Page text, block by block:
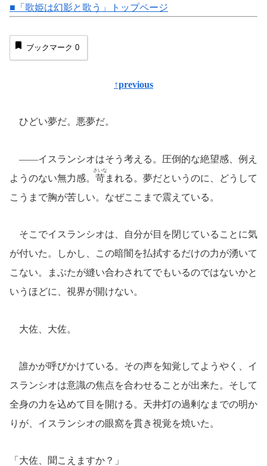
■「歌姫は幻影と歌う」トップページ
ブックマーク 0
↑previous
ひどい夢だ。悪夢だ。
――イスランシオはそう考える。圧倒的な絶望感、例え
ようのない無力感。 苛
さいな
まれる。夢だというのに、どうして
こうまで胸が苦しい。なぜここまで震えている。
そこでイスランシオは、自分が目を閉じていることに気
が付いた。しかし、この暗闇を払拭するだけの力が湧いて
こない。まぶたが縫い合わされてでもいるのではないかと
いうほどに、視界が開けない。
大佐、大佐。
誰かが呼びかけている。その声を知覚してようやく、イ
スランシオは意識の焦点を合わせることが出来た。そして
全身の力を込めて目を開ける。天井灯の過剰なまでの明か
りが、イスランシオの眼窩を貫き視覚を焼いた。
「大佐、聞こえますか？」